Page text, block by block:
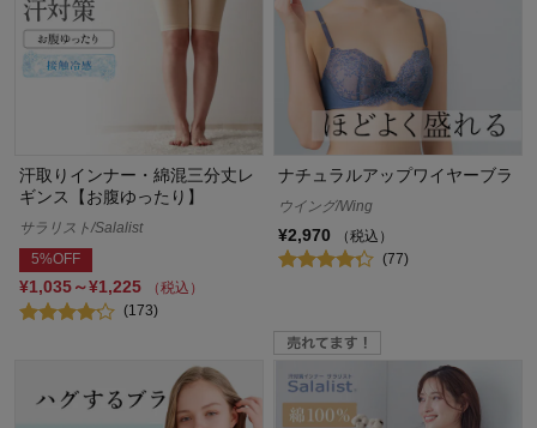
汗取りインナー・綿混三分丈レ
ギンス【お腹ゆったり】
サラリスト/Salalist
5%OFF
¥1,035～¥1,225
（税込）
(173)
ナチュラルアップワイヤーブラ
ウイング/Wing
¥2,970
（税込）
(77)